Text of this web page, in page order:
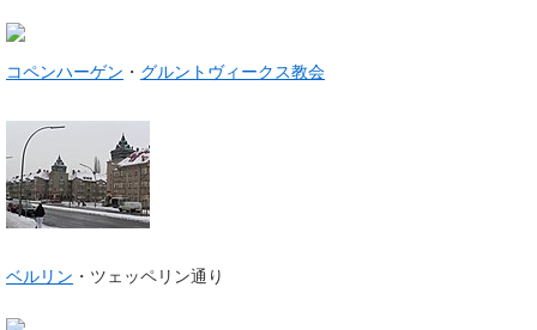
コペンハーゲン ・ グルントヴィークス教会
ベルリン ・ツェッペリン通り